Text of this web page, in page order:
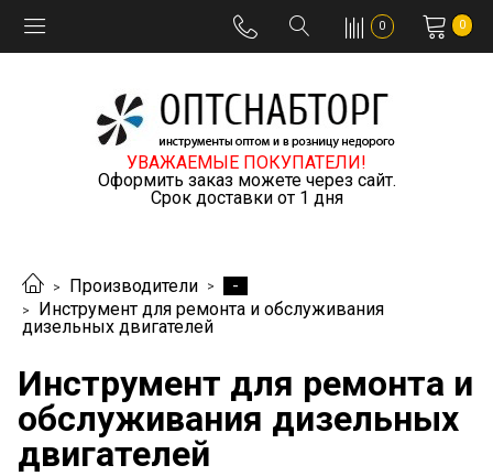
0 0
УВАЖАЕМЫЕ ПОКУПАТЕЛИ!
Оформить заказ можете через сайт.
Срок доставки от 1 дня
Производители
-
Инструмент для ремонта и обслуживания
дизельных двигателей
Инструмент для ремонта и
обслуживания дизельных
двигателей